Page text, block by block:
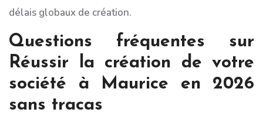
délais globaux de création.
Questions fréquentes sur
Réussir la création de votre
société à Maurice en 2026
sans tracas